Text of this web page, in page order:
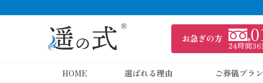
HOME 選ばれる理由 ご葬儀プラン